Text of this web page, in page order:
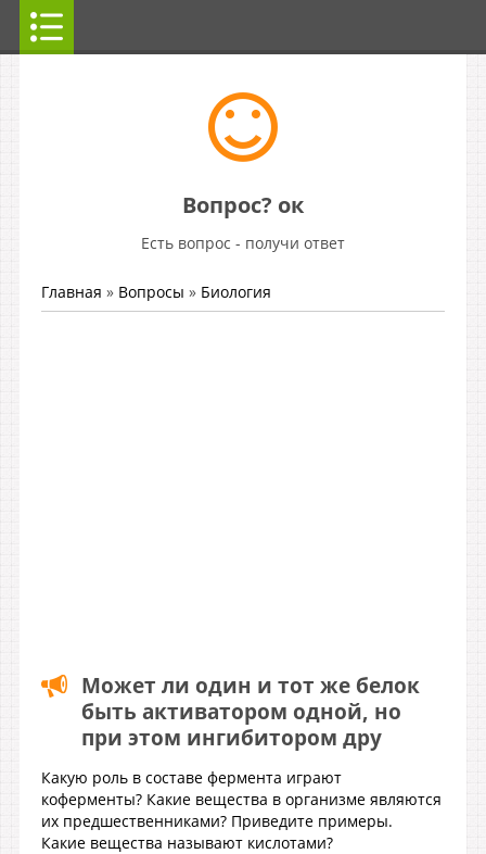
Вопрос? ок
Есть вопрос - получи ответ
Главная » Вопросы » Биология
Может ли один и тот же белок
быть активатором одной, но
при этом ингибитором дру
Какую роль в составе фермента играют
коферменты? Какие вещества в организме являются
их предшественниками? Приведите примеры.
Какие вещества называют кислотами?